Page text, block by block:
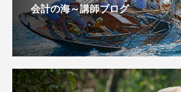
会計の海～講師ブログ